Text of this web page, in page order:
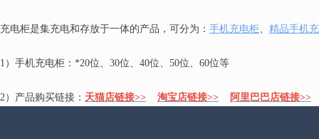
充电柜是集充电和存放于一体的产品，可分为： 手机充电柜、 精品手机
1）手机充电柜：*20位、30位、40位、50位、60位等
2）产品购买链接： 天猫店链接>> 淘宝店链接>> 阿里巴巴店链接>>